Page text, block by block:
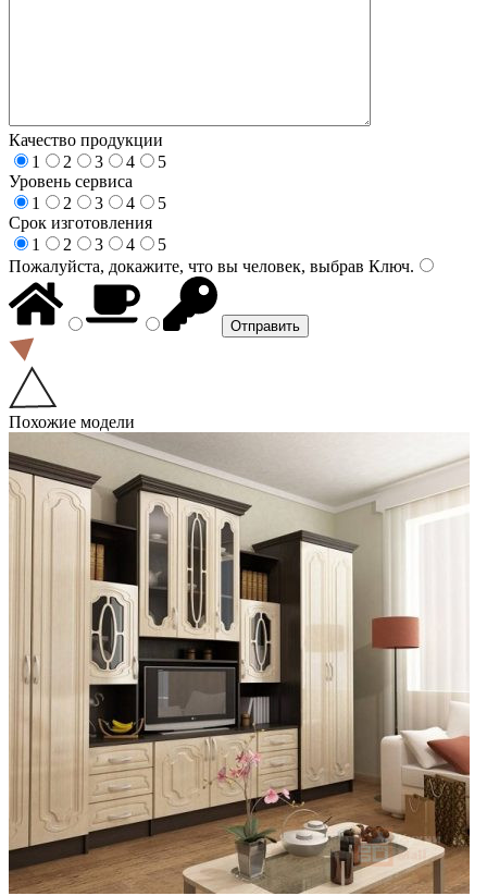
Качество продукции
1
2 3 4
5
Уровень сервиса
1
2 3 4
5
Срок изготовления
1
2 3 4
5
Пожалуйста, докажите, что вы человек, выбрав Ключ.
Похожие модели